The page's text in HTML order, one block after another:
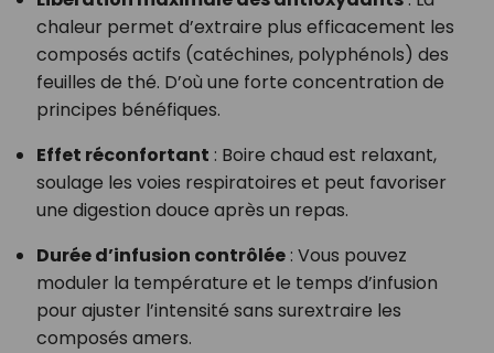
chaleur permet d’extraire plus efficacement les
composés actifs (catéchines, polyphénols) des
feuilles de thé. D’où une forte concentration de
principes bénéfiques.
Effet réconfortant : Boire chaud est relaxant,
soulage les voies respiratoires et peut favoriser
une digestion douce après un repas.
Durée d’infusion contrôlée: Vous pouvez
moduler la température et le temps d’infusion
pour ajuster l’intensité sans surextraire les
composés amers.